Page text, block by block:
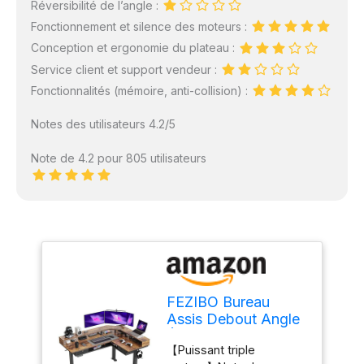
Réversibilité de l’angle :
Fonctionnement et silence des moteurs :
Conception et ergonomie du plateau :
Service client et support vendeur :
Fonctionnalités (mémoire, anti-collision) :
Notes des utilisateurs 4.2/5
Note de 4.2 pour 805 utilisateurs
FEZIBO Bureau
Assis Debout Angle
120 cm Bande LED
【Puissant triple